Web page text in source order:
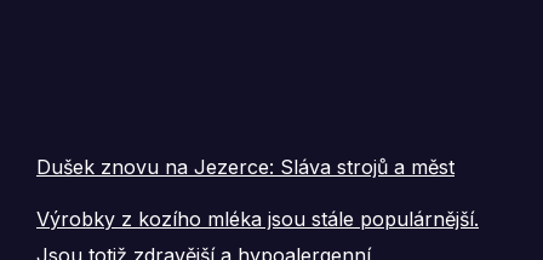
Dušek znovu na Jezerce: Sláva strojů a měst
Výrobky z kozího mléka jsou stále populárnější.